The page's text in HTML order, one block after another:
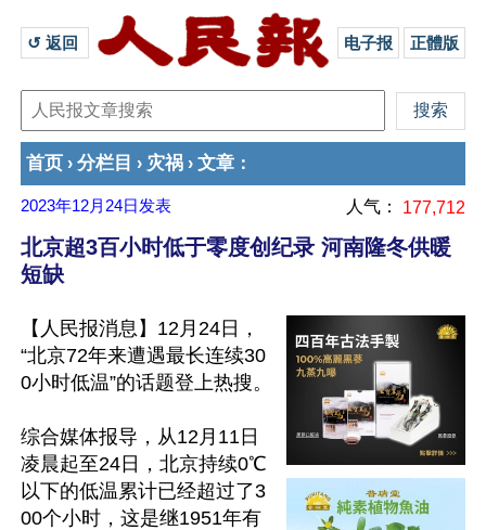
↺ 返回 电子报 正體版
首页 › 分栏目 › 灾祸 › 文章 ：
2023年12月24日 发表 人气： 177,712
北京超3百小时低于零度创纪录 河南隆冬供暖
短缺
【人民报消息】12月24日，
“北京72年来遭遇最长连续30
0小时低温”的话题登上热搜。
综合媒体报导，从12月11日
凌晨起至24日，北京持续0℃
以下的低温累计已经超过了3
00个小时，这是继1951年有